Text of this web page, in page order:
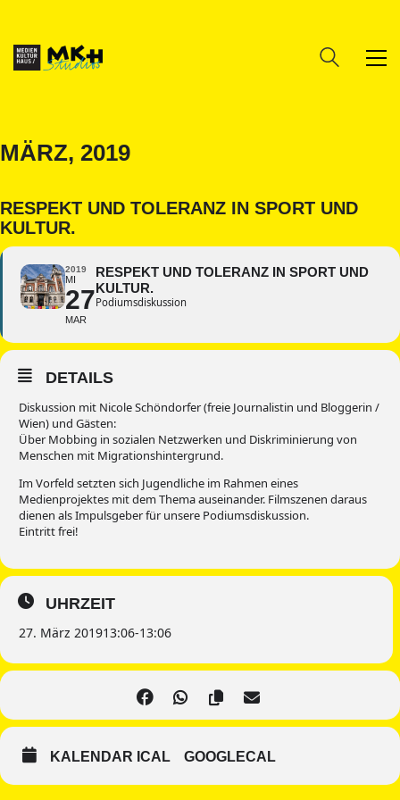
MÄRZ, 2019
RESPEKT UND TOLERANZ IN SPORT UND
KULTUR.
2019
MI
27
MAR
RESPEKT UND TOLERANZ IN SPORT UND
KULTUR.
Podiumsdiskussion
DETAILS
Diskussion mit Nicole Schöndorfer (freie Journalistin und Bloggerin /
Wien) und Gästen:
Über Mobbing in sozialen Netzwerken und Diskriminierung von
Menschen mit Migrationshintergrund.
Im Vorfeld setzten sich Jugendliche im Rahmen eines
Medienprojektes mit dem Thema auseinander. Filmszenen daraus
dienen als Impulsgeber für unsere Podiumsdiskussion.
Eintritt frei!
UHRZEIT
27. März 201913:06-13:06
KALENDAR ICAL GOOGLECAL